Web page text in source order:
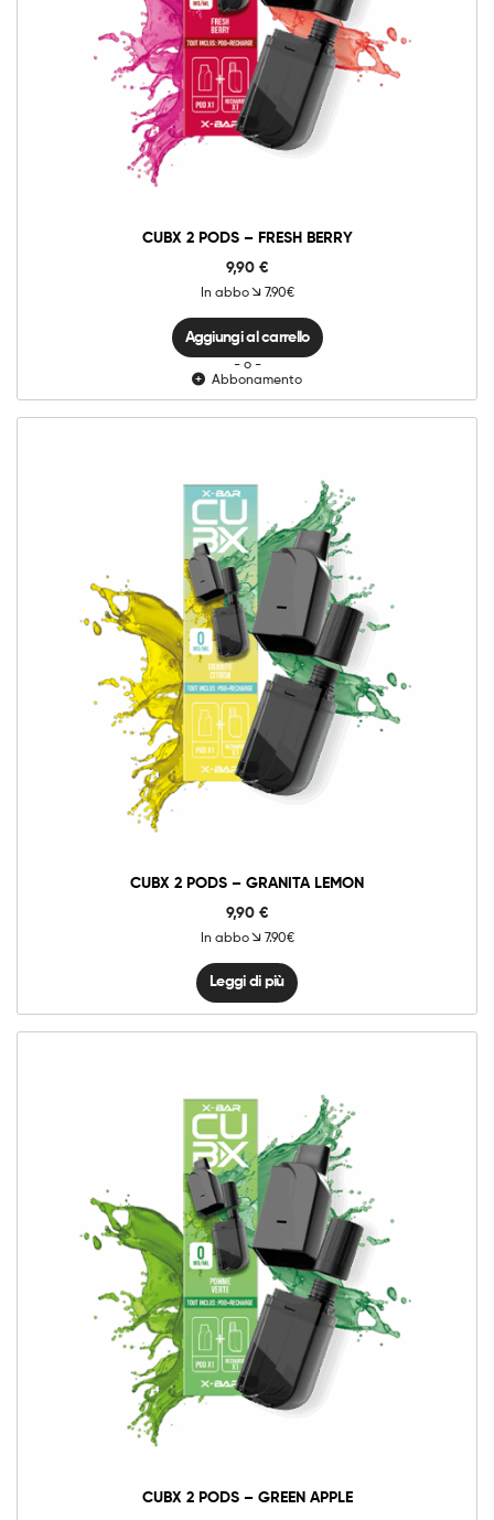
CUBX 2 PODS – FRESH BERRY
9,90 €
In abbo 7.90€
0mg 10mg 20mg
CUBX
2
Pods
-
Fresh
Aggiungi al carrello
Aggiungi al carrello
- o -
Abbonamento
CUBX 2 PODS – GRANITA LEMON
9,90 €
In abbo 7.90€
Leggi di più
CUBX 2 PODS – GREEN APPLE